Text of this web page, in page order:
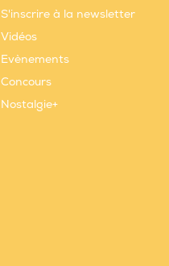
S'inscrire à la newsletter
Vidéos
Evènements
Concours
Nostalgie+